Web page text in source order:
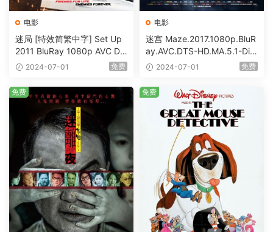
电影
迷局 [特效简繁中字] Set Up
2011 BluRay 1080p AVC DT
S-HD MA5.1-shhaclm@CHD
2024-07-01 免费
电影
迷宫 Maze.2017.1080p.BluR
ay.AVC.DTS-HD.MA.5.1-DiY
@HDHome [BDISO 19.7GB]
2024-07-01 免费
免费 免费